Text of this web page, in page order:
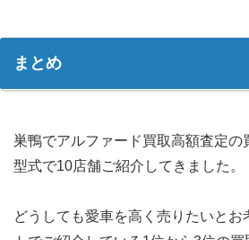
まとめ
巣鴨でアルファード買取高額査定の
型式で10店舗ご紹介してきました。
どうしても愛車を高く売りたいとお